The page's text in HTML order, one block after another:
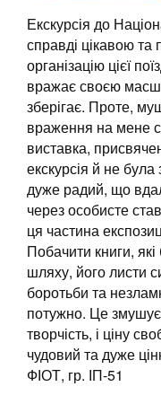
Екскурсія до
справді цікавою
організацію цієї
вражає своєю
зберігає. Проте,
враження на мене
виставка,
екскурсія й не
дуже радий, що
через особисте
ця частина
Побачити книги,
шляху, його листи
боротьби та
потужно. Це
творчість, і ціну
чудовий та дуже
ФІОТ, гр. ІП-51